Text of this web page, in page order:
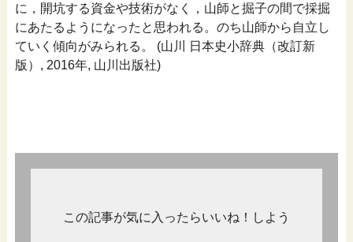
に，開坑する資金や技術がなく，山師と掘子の間で採掘
にあたるようになったと思われる。のち山師から自立し
ていく傾向がみられる。 (山川 日本史小辞典（改訂新
版）, 2016年, 山川出版社)
この記事が気に入ったらいいね！しよう